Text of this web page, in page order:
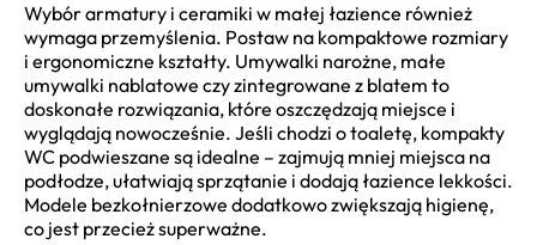
Wybór armatury i ceramiki w małej łazience również
wymaga przemyślenia. Postaw na kompaktowe rozmiary
i ergonomiczne kształty. Umywalki narożne, małe
umywalki nablatowe czy zintegrowane z blatem to
doskonałe rozwiązania, które oszczędzają miejsce i
wyglądają nowocześnie. Jeśli chodzi o toaletę, kompakty
WC podwieszane są idealne – zajmują mniej miejsca na
podłodze, ułatwiają sprzątanie i dodają łazience lekkości.
Modele bezkołnierzowe dodatkowo zwiększają higienę,
co jest przecież superważne.